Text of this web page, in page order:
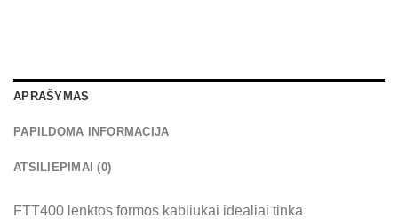
APRAŠYMAS
PAPILDOMA INFORMACIJA
ATSILIEPIMAI (0)
FTT400 lenktos formos kabliukai idealiai tinka